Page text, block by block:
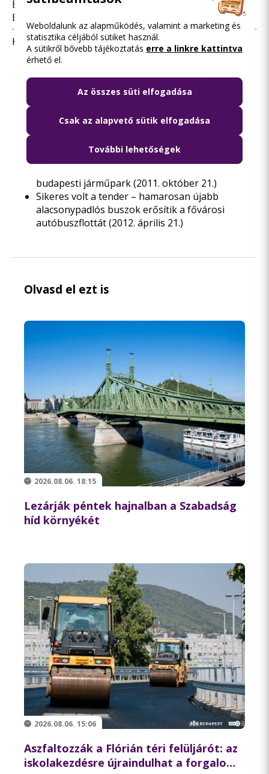
Budapesti Közlekedési Központ
BKV Zrt.
Kapcsolódó hírek:
Alacsonypadlós használt trolibuszokat vásárol
Budapest(2011. május 2.)
Folytatódik a járműpark megújítása: használt,
alacsonypadlós Van Hool autóbuszok érkeznek
Budapestre(2011. május 18.)
Új típus a budapesti utakon: jönnek a szóló Van
Hool-buszok (2011. július 29.)
Újabb Ikarusok indulhatnak utolsó útjukra: 30
budapesti járműpark(2011. október 21.)
Sikeres volt a tender – hamarosan újabb
alacsonypadlós buszok erősítik a fővárosi
autóbuszflottát(2012. április 21.)
Olvasd el ezt is
2026.08.06. 18:15
Lezárják péntek hajnalban a Szabadság
híd környékét
2026.08.06. 15:06
Aszfaltozzák a Flórián téri felüljárót: az
iskolakezdésre újraindulhat a forgalom
Weboldalunk az alapműködés, valamint a marketing és
statisztika céljából sütiket használ.
A sütikről bővebb tájékoztatás erre a linkre kattintva
érhető el.
Az összes süti elfogadása
Csak az alapvető sütik elfogadása
További lehetőségek